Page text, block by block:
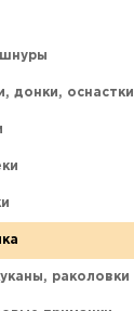
донки, оснастки
раколовки